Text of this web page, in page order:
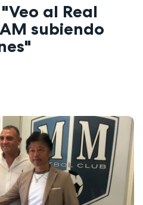
al Real
subiendo